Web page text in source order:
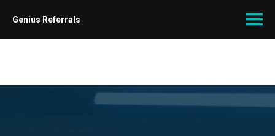
Genius Referrals